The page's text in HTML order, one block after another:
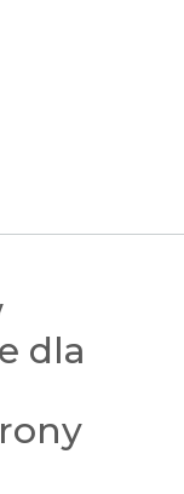
dla